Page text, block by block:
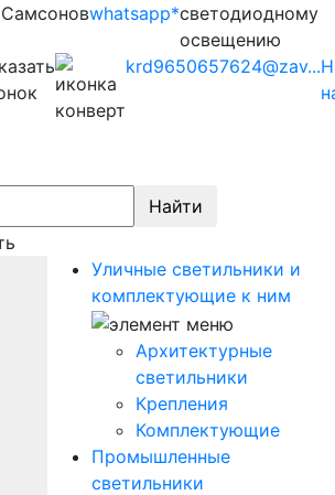
Самсонов
светодиодному
освещению
krd9650657624@zav...
Найти
Уличные светильники и
комплектующие к ним
Архитектурные
светильники
Крепления
Комплектующие
Промышленные
светильники